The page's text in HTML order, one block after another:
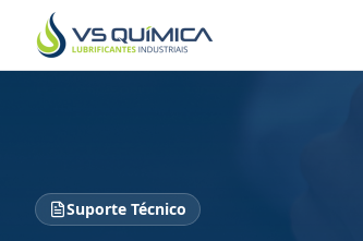
Ir para o conteúdo principal
Suporte Técnico